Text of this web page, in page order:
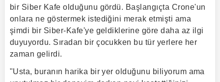
bir Siber Kafe olduğunu gördü. Başlangıçta Crone'un
onlara ne göstermek istediğini merak etmişti ama
şimdi bir Siber-Kafe'ye geldiklerine göre daha az ilgi
duyuyordu. Sıradan bir çocukken bu tür yerlere her
zaman gelirdi.
"Usta, buranın harika bir yer olduğunu biliyorum ama